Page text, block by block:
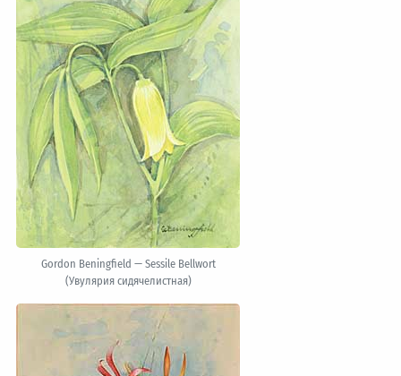
Gordon Beningfield — Sessile Bellwort
(Увулярия сидячелистная)